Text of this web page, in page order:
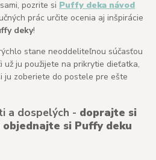
pozrite si Puffy deka návod
prác určite ocenia aj inšpirácie
deky!
stane neoddeliteľnou súčasťou
už ju použijete na prikrytie dieťatka,
ju zoberiete do postele pre ešte
a dospelých - doprajte si
si Puffy deku